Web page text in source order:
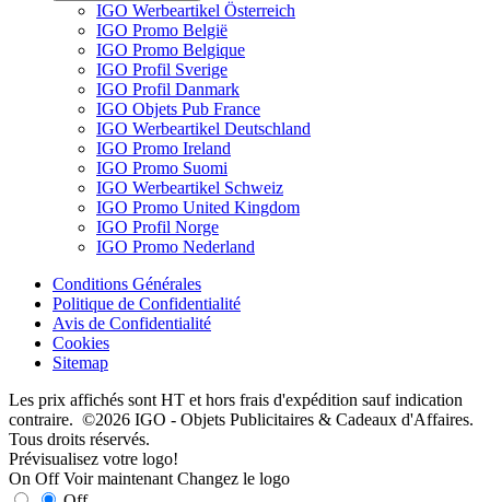
IGO Werbeartikel Österreich
IGO Promo België
IGO Promo Belgique
IGO Profil Sverige
IGO Profil Danmark
IGO Objets Pub France
IGO Werbeartikel Deutschland
IGO Promo Ireland
IGO Promo Suomi
IGO Werbeartikel Schweiz
IGO Promo United Kingdom
IGO Profil Norge
IGO Promo Nederland
Conditions Générales
Politique de Confidentialité
Avis de Confidentialité
Cookies
Sitemap
Les prix affichés sont HT et hors frais d'expédition sauf indication
contraire. ©2026 IGO - Objets Publicitaires & Cadeaux d'Affaires.
Tous droits réservés.
Prévisualisez votre logo!
On Off Voir maintenant Changez le logo